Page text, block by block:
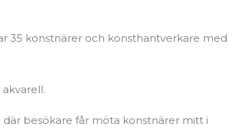
35 konstnärer och konsthantverkare med
där besökare får möta konstnärer mitt i